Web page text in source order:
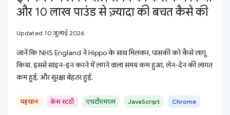
और 10 लाख पाउंड से ज़्यादा की बचत कैसे की
Updated 10 जुलाई 2026
जानें कि NHS England ने Hippo के साथ मिलकर, पासकी को कैसे लागू
किया. इससे साइन-इन करने में लगने वाला समय कम हुआ, लेन-देन की लागत
कम हुई, और सुरक्षा बेहतर हुई.
पहचान केस स्टडी एचटीएमएल JavaScript Chrome